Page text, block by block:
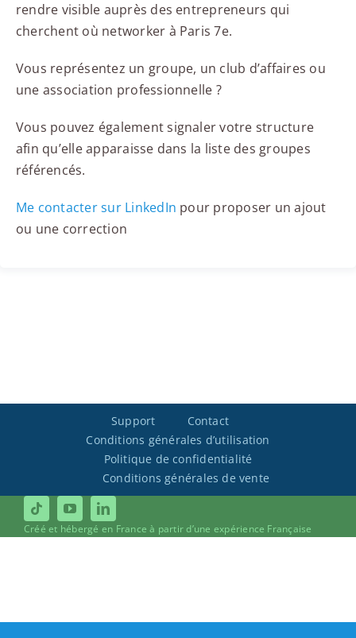
rendre visible auprès des entrepreneurs qui
cherchent où networker à Paris 7e.
Vous représentez un groupe, un club d’affaires ou
une association professionnelle ?
Vous pouvez également signaler votre structure
afin qu’elle apparaisse dans la liste des groupes
référencés.
Me contacter sur LinkedIn pour proposer un ajout
ou une correction
Support
Contact
Conditions générales d’utilisation
Politique de confidentialité
Conditions générales de vente
Créé et hébergé en France à partir d’une expérience Française